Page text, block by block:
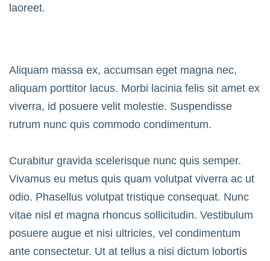
laoreet.
Aliquam massa ex, accumsan eget magna nec,
aliquam porttitor lacus. Morbi lacinia felis sit amet ex
viverra, id posuere velit molestie. Suspendisse
rutrum nunc quis commodo condimentum.
Curabitur gravida scelerisque nunc quis semper.
Vivamus eu metus quis quam volutpat viverra ac ut
odio. Phasellus volutpat tristique consequat. Nunc
vitae nisl et magna rhoncus sollicitudin. Vestibulum
posuere augue et nisi ultricies, vel condimentum
ante consectetur. Ut at tellus a nisi dictum lobortis